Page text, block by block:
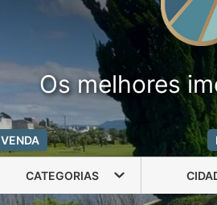
Os melhores
VENDA
CATEGORIAS